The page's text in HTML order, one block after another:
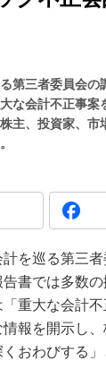
数字」で回してみよう
ワード ～Behind the
で探るアジアの新トレ
術を知る
ンジニア”が仕掛けた
念の180日
ションは日本を救うの
通信
スト「未来展望」
第三者委員会
な会計不正事
主、投資家、
を巡る第三
書では多数
重大な会計
報を開示し
おわびする」